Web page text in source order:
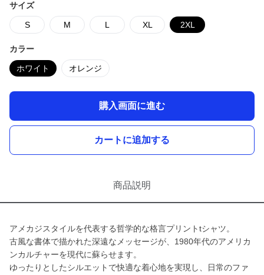
サイズ
S M L XL 2XL
カラー
ホワイト オレンジ
購入画面に進む
カートに追加する
商品説明
アメカジスタイルを代表する哲学的な格言プリントtシャツ。
古風な書体で描かれた深遠なメッセージが、1980年代のアメリカ
ンカルチャーを現代に蘇らせます。
ゆったりとしたシルエットで快適な着心地を実現し、日常のファ